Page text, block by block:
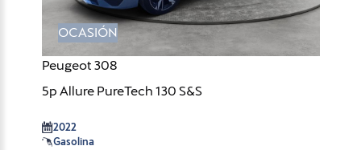
OCASIÓN
Peugeot 308
5p Allure PureTech 130 S&S
2022
Gasolina